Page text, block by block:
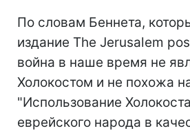
По словам Беннета,
издание The Jerusalem
война в наше время не
Холокостом и не похожа
"Использование Холокоста
еврейского народа в